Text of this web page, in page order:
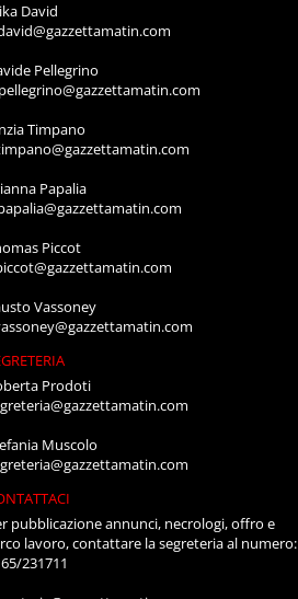
David
Pellegrino
Timpano
Papalia
Piccot
Vassoney
Prodoti
Muscolo
pubblicazione annunci, necrologi, offro e
lavoro, contattare la segreteria al numero:
231711